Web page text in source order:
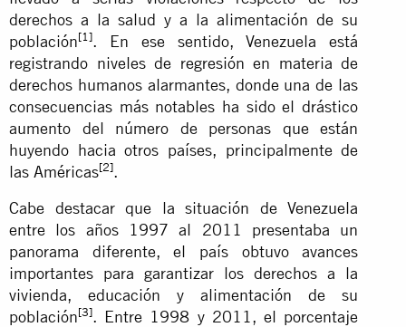
derechos a la salud y a la alimentación de su
población[1]. En ese sentido, Venezuela está
registrando niveles de regresión en materia de
derechos humanos alarmantes, donde una de las
consecuencias más notables ha sido el drástico
aumento del número de personas que están
huyendo hacia otros países, principalmente de
las Américas[2].
Cabe destacar que la situación de Venezuela
entre los años 1997 al 2011 presentaba un
panorama diferente, el país obtuvo avances
importantes para garantizar los derechos a la
vivienda, educación y alimentación de su
población[3]. Entre 1998 y 2011, el porcentaje